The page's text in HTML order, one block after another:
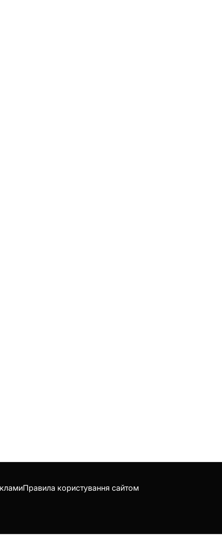
Правила користування сайтом